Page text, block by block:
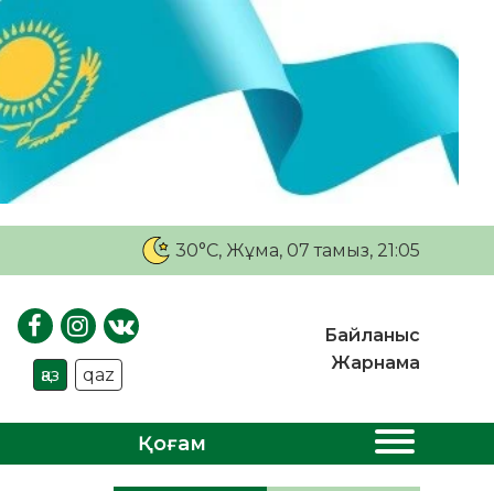
30°C, Жұма, 07 тамыз, 21:05
қаз qaz
Байланыс
Жарнама
Қоғам